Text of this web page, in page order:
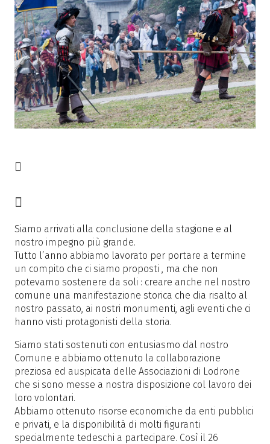
Siamo arrivati alla conclusione della stagione e al
nostro impegno più grande.
Tutto l’anno abbiamo lavorato per portare a termine
un compito che ci siamo proposti , ma che non
potevamo sostenere da soli : creare anche nel nostro
comune una manifestazione storica che dia risalto al
nostro passato, ai nostri monumenti, agli eventi che ci
hanno visti protagonisti della storia.
Siamo stati sostenuti con entusiasmo dal nostro
Comune e abbiamo ottenuto la collaborazione
preziosa ed auspicata delle Associazioni di Lodrone
che si sono messe a nostra disposizione col lavoro dei
loro volontari.
Abbiamo ottenuto risorse economiche da enti pubblici
e privati, e la disponibilità di molti figuranti
specialmente tedeschi a partecipare. Così il 26